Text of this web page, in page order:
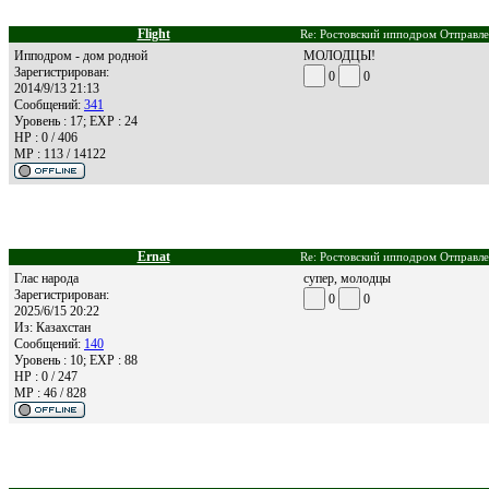
Flight Re: Ростовский ипподром
Ипподром - дом родной
Зарегистрирован:
2014/9/13 21:13
Сообщений: 341
Уровень : 17; EXP : 24
HP : 0 / 406
MP : 113 / 14122
МОЛОДЦЫ!
0
0
Ernat Re: Ростовский ипподром
Глас народа
Зарегистрирован:
2025/6/15 20:22
Из: Казахстан
Сообщений: 140
Уровень : 10; EXP : 88
HP : 0 / 247
MP : 46 / 828
супер, молодцы
0
0